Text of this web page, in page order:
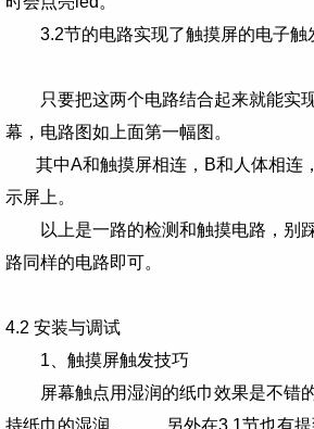
3.2节的电路实现了触摸屏的电子触
只要把这两个电路结合起来就能实
幕，电路图如上面第一幅图。
其中A和触摸屏相连，B和人体相连
示屏上。
以上是一路的检测和触摸电路，别
路同样的电路即可。
4.2 安装与调试
1、触摸屏触发技巧
屏幕触点用湿润的纸巾效果是不错